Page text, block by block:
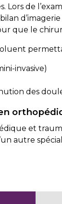
de
que le
invasive)
des
et
autre